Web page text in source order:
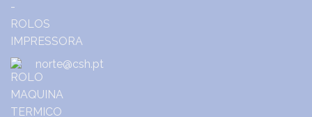
norte@csh.pt